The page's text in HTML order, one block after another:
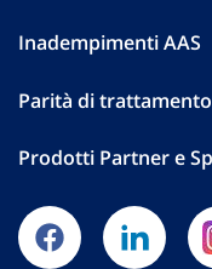
Inadempimenti AAS
Parità di trattamento
Prodotti Partner e